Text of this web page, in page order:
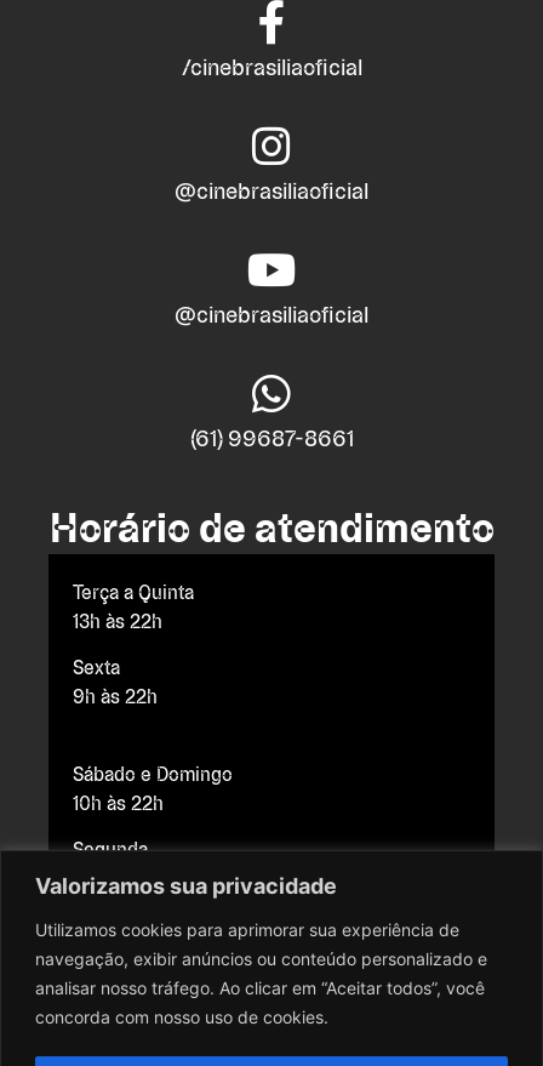
Valorizamos sua privacidade
Utilizamos cookies para aprimorar sua experiência de
navegação, exibir anúncios ou conteúdo personalizado e
analisar nosso tráfego. Ao clicar em “Aceitar todos”, você
concorda com nosso uso de cookies.
/cinebrasiliaoficial
@cinebrasiliaoficial
@cinebrasiliaoficial
(61) 99687-8661
Horário de atendimento
Terça a Quinta
13h às 22h
Sexta
9h às 22h
Sábado e Domingo
10h às 22h
Segunda
Fechado para manutenção
Copyright © 2026 Cine Brasília. Todos os direitos reservados.
Todo o conteúdo do site, todas as fotos, imagens, logotipos,